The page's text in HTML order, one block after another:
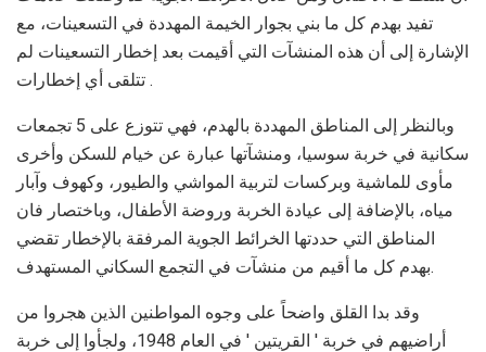
تفيد بهدم كل ما بني بجوار الخيمة المهددة في التسعينات، مع
الإشارة إلى أن هذه المنشآت التي أقيمت بعد إخطار التسعينات لم
تتلقى أي إخطارات .
وبالنظر إلى المناطق المهددة بالهدم، فهي تتوزع على 5 تجمعات
سكانية في خربة سوسيا، ومنشآتها عبارة عن خيام للسكن وأخرى
مأوى للماشية وبركسات لتربية المواشي والطيور، وكهوف وآبار
مياه، بالإضافة إلى عيادة الخربة وروضة الأطفال، وباختصار فان
المناطق التي حددتها الخرائط الجوية المرفقة بالإخطار تقضي
بهدم كل ما أقيم من منشآت في التجمع السكاني المستهدف.
وقد بدا القلق واضحاً على وجوه المواطنين الذين هجروا من
أراضيهم في خربة ' القريتين ' في العام 1948، ولجأوا إلى خربة